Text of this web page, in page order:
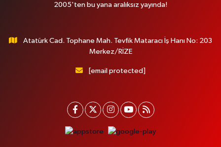
2005'ten bu yana aralıksız yayında!
Atatürk Cad. Tophane Mah. Tevfik Mataracı İş Hanı No: 203
Merkez/RİZE
[email protected]